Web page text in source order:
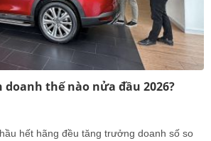
doanh thế nào nửa đầu 2026?
hết hãng đều tăng trưởng doanh số so